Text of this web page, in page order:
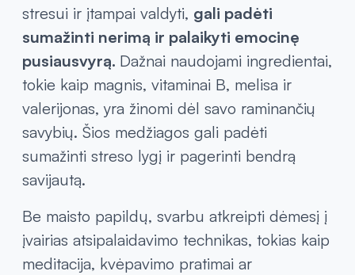
stresui ir įtampai valdyti, gali padėti
sumažinti nerimą ir palaikyti emocinę
pusiausvyrą. Dažnai naudojami ingredientai,
tokie kaip magnis, vitaminai B, melisa ir
valerijonas, yra žinomi dėl savo raminančių
savybių. Šios medžiagos gali padėti
sumažinti streso lygį ir pagerinti bendrą
savijautą.
Be maisto papildų, svarbu atkreipti dėmesį į
įvairias atsipalaidavimo technikas, tokias kaip
meditacija, kvėpavimo pratimai ar